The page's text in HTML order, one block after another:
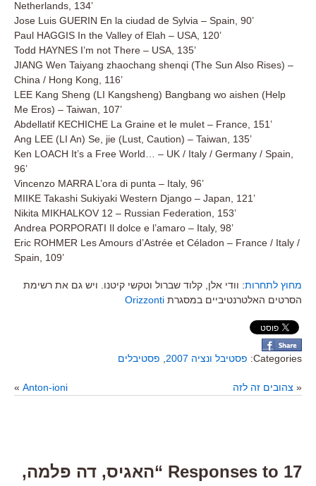
Netherlands, 134’
Jose Luis GUERIN En la ciudad de Sylvia – Spain, 90’
Paul HAGGIS In the Valley of Elah – USA, 120’
Todd HAYNES I’m not There – USA, 135’
JIANG Wen Taiyang zhaochang shenqi (The Sun Also Rises) –
China / Hong Kong, 116’
LEE Kang Sheng (LI Kangsheng) Bangbang wo aishen (Help
Me Eros) – Taiwan, 107’
Abdellatif KECHICHE La Graine et le mulet – France, 151’
Ang LEE (LI An) Se, jie (Lust, Caution) – Taiwan, 135’
Ken LOACH It’s a Free World… – UK / Italy / Germany / Spain,
96’
Vincenzo MARRA L’ora di punta – Italy, 96’
MIIKE Takashi Sukiyaki Western Django – Japan, 121’
Nikita MIKHALKOV 12 – Russian Federation, 153’
Andrea PORPORATI Il dolce e l’amaro – Italy, 98’
Eric ROHMER Les Amours d’Astrée et Céladon – France / Italy /
Spain, 109’
מחוץ לתחרות: וודי אלן, קלוד שברול וטקשי קיטנו. ויש גם את רשימת
הסרטים האלטרנטיביים במסגרת Orizzonti
Categories: פסטיבל ונציה 2007 פסטיבלים
« צהובים זה לזה Anton-ioni
»
17 Responses to “האגיס, דה פלמה,